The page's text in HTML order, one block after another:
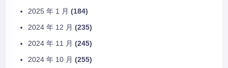
2025 年 1 月 (184)
2024 年 12 月 (235)
2024 年 11 月 (245)
2024 年 10 月 (255)